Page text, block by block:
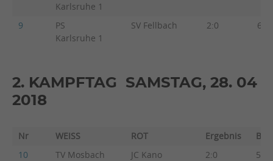
Karlsruhe 1
9
PS
Karlsruhe 1
SV Fellbach 2:0 6:1
2. KAMPFTAG SAMSTAG, 28. 04
2018
Nr WEISS ROT Ergebnis
10
TV Mosbach
JC Kano
2:0 5:2